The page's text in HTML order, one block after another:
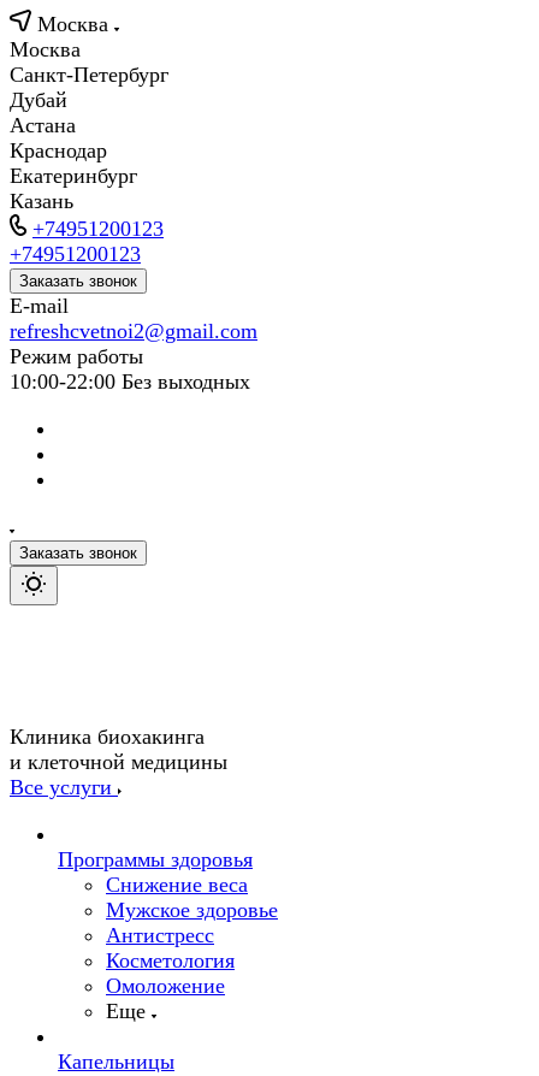
Москва
Москва
Санкт-Петербург
Дубай
Астана
Краснодар
Екатеринбург
Казань
+74951200123
+74951200123
Заказать звонок
E-mail
refreshcvetnoi2@gmail.com
Режим работы
10:00-22:00 Без выходных
Заказать звонок
Клиника биохакинга
и клеточной медицины
Все услуги
Программы здоровья
Снижение веса
Мужское здоровье
Антистресс
Косметология
Омоложение
Еще
Капельницы